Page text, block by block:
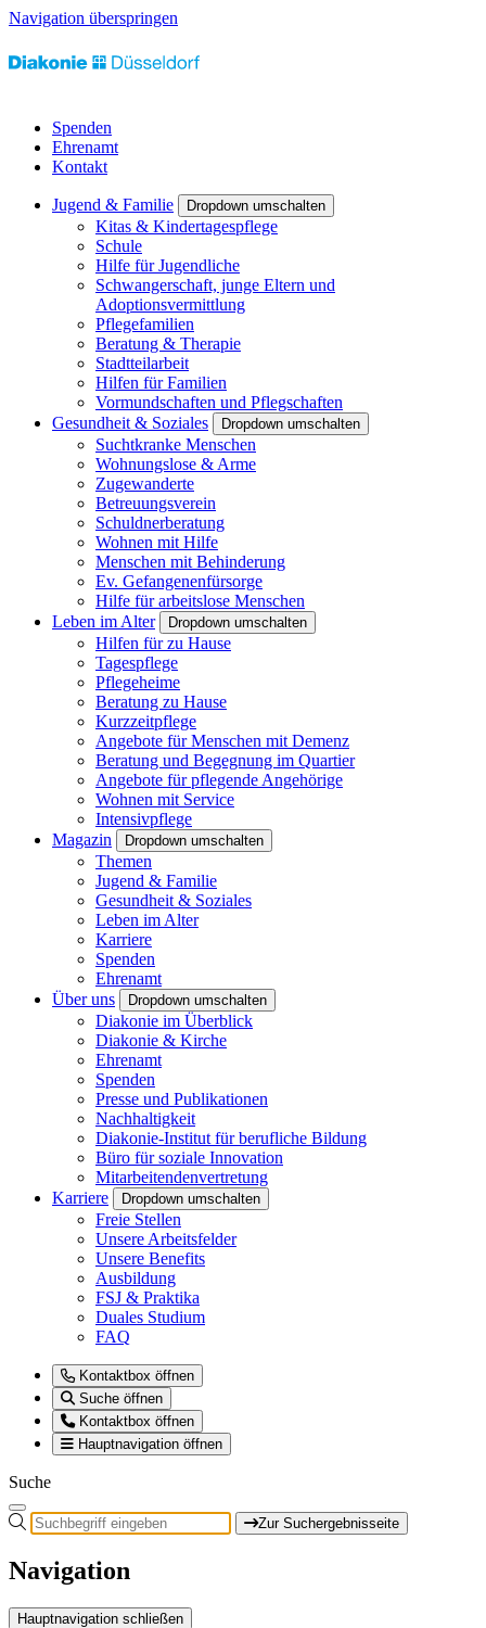
Navigation überspringen
Spenden
Ehrenamt
Kontakt
Jugend & Familie Dropdown umschalten
Kitas & Kindertagespflege
Schule
Hilfe für Jugendliche
Schwangerschaft, junge Eltern und
Adoptionsvermittlung
Pflegefamilien
Beratung & Therapie
Stadtteilarbeit
Hilfen für Familien
Vormundschaften und Pflegschaften
Gesundheit & Soziales
Dropdown umschalten
Suchtkranke Menschen
Wohnungslose & Arme
Zugewanderte
Betreuungsverein
Schuldnerberatung
Wohnen mit Hilfe
Menschen mit Behinderung
Ev. Gefangenenfürsorge
Hilfe für arbeitslose Menschen
Leben im Alter
Dropdown umschalten
Hilfen für zu Hause
Tagespflege
Pflegeheime
Beratung zu Hause
Kurzzeitpflege
Angebote für Menschen mit Demenz
Beratung und Begegnung im Quartier
Angebote für pflegende Angehörige
Wohnen mit Service
Intensivpflege
Magazin
Dropdown umschalten
Themen
Jugend & Familie
Gesundheit & Soziales
Leben im Alter
Karriere
Spenden
Ehrenamt
Über uns
Dropdown umschalten
Diakonie im Überblick
Diakonie & Kirche
Ehrenamt
Spenden
Presse und Publikationen
Nachhaltigkeit
Diakonie-Institut für berufliche Bildung
Büro für soziale Innovation
Mitarbeitendenvertretung
Karriere
Dropdown umschalten
Freie Stellen
Unsere Arbeitsfelder
Unsere Benefits
Ausbildung
FSJ & Praktika
Duales Studium
FAQ
Kontaktbox öffnen
Suche öffnen
Kontaktbox öffnen
Hauptnavigation öffnen
Suche
Zur Suchergebnisseite
Navigation
Hauptnavigation schließen